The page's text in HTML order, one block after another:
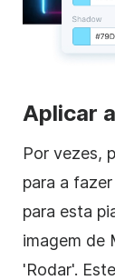
Aplicar
Por vezes,
para a
para esta
imagem de
'Rodar'.